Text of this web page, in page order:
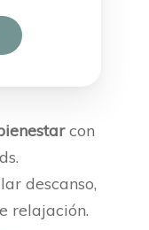
con
descanso,
relajación.